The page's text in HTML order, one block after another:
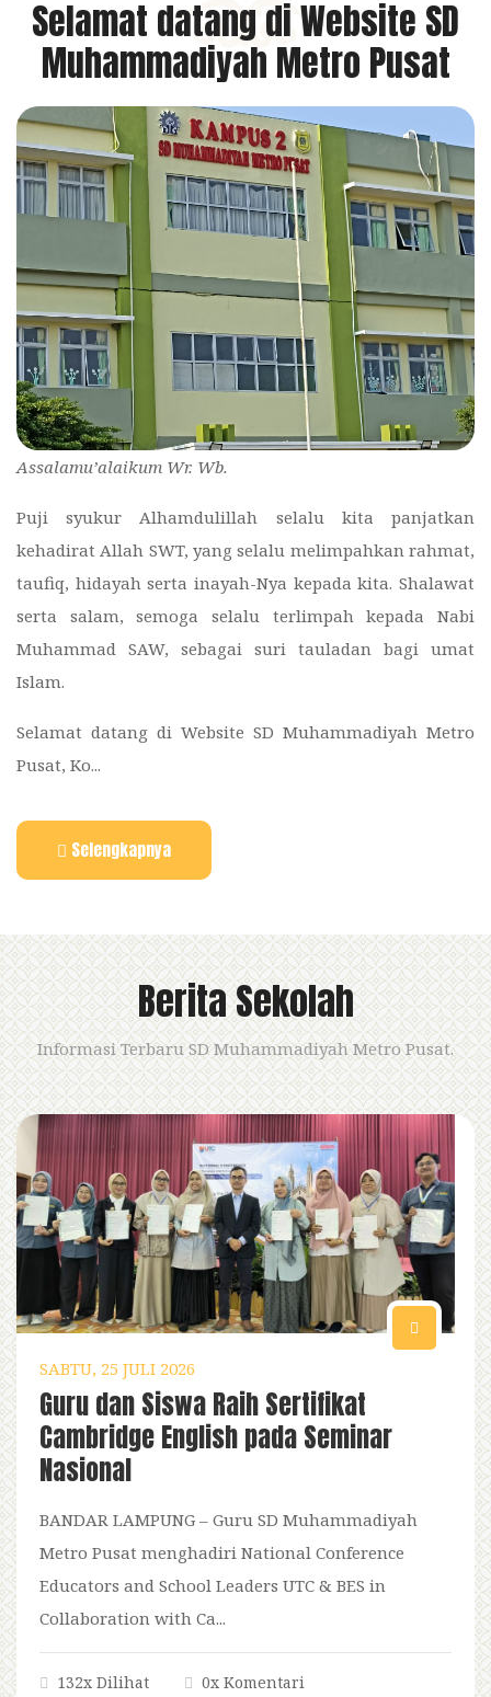
Selamat datang di Website SD
Muhammadiyah Metro Pusat
Assalamu’alaikum Wr. Wb.
Puji syukur Alhamdulillah selalu kita panjatkan
kehadirat Allah SWT, yang selalu melimpahkan rahmat,
taufiq, hidayah serta inayah-Nya kepada kita. Shalawat
serta salam, semoga selalu terlimpah kepada Nabi
Muhammad SAW, sebagai suri tauladan bagi umat
Islam.
Selamat datang di Website SD Muhammadiyah Metro
Pusat, Ko...
Selengkapnya
Berita Sekolah
Informasi Terbaru SD Muhammadiyah Metro Pusat.
SABTU, 25 JULI 2026
Guru dan Siswa Raih Sertifikat
Cambridge English pada Seminar
Nasional
BANDAR LAMPUNG – Guru SD Muhammadiyah
Metro Pusat menghadiri National Conference
Educators and School Leaders UTC & BES in
Collaboration with Ca...
132x Dilihat 0x Komentari